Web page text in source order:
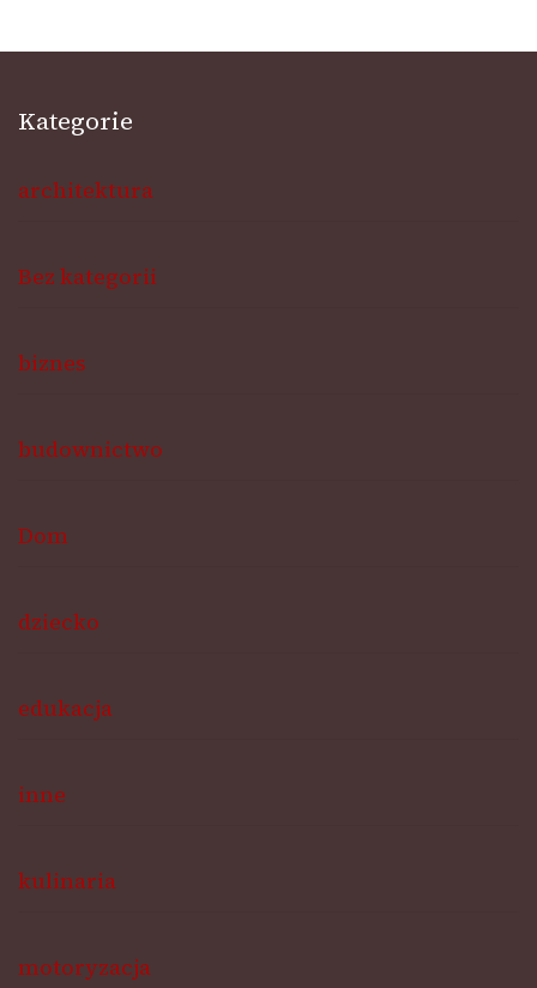
Kategorie
architektura
Bez kategorii
biznes
budownictwo
Dom
dziecko
edukacja
inne
kulinaria
motoryzacja